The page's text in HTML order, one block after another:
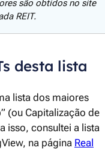
são obtidos no site
REIT.
desta lista
lista dos maiores
(ou Capitalização de
isso, consultei a lista
na página Real